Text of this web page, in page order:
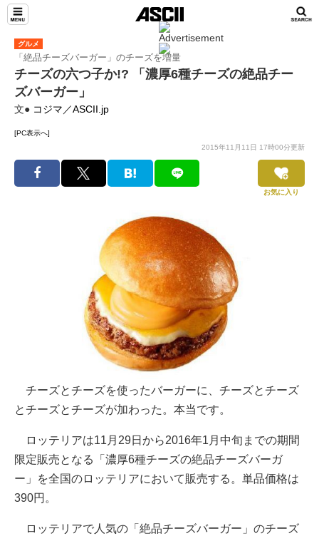
グルメ
「絶品チーズバーガー」のチーズを増量
チーズの六つ子か!? 「濃厚6種チーズの絶品チー
ズバーガー」
文● コジマ／ASCII.jp
[PC表示へ]
2015年11月11日 17時00分更新
お気に入り
チーズとチーズを使ったバーガーに、チーズとチーズ
とチーズとチーズが加わった。本当です。
ロッテリアは11月29日から2016年1月中旬までの期間
限定販売となる「濃厚6種チーズの絶品チーズバーガ
ー」を全国のロッテリアにおいて販売する。単品価格は
390円。
ロッテリアで人気の「絶品チーズバーガー」のチーズ